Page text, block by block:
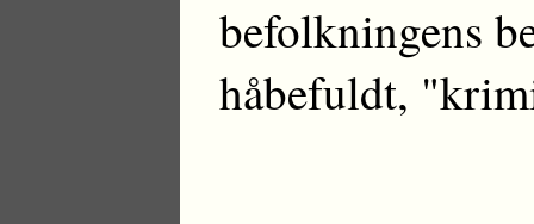
befolkningens
håbefuldt,